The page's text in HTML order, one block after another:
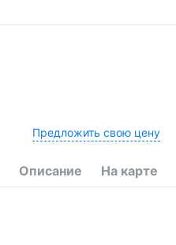
Предложить свою цену
Описание На карте